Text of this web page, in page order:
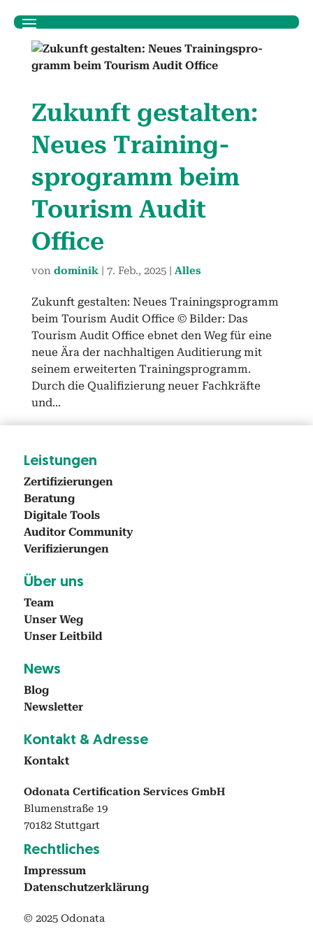
Zukun­ft gestal­ten:
Neues Train­ing­
spro­gramm beim
Tourism Audit
Office
von dominik| 7. Feb., 2025| Alles
Zukun­ft gestal­ten: Neues Train­ing­spro­gramm
beim Tourism Audit Office © Bilder: Das
Tourism Audit Office ebnet den Weg für eine
neue Ära der nach­halti­gen Audi­tierung mit
seinem erweit­erten Train­ing­spro­gramm.
Durch die Qual­i­fizierung neuer Fachkräfte
und...
Leis­tun­gen
Zer­ti­fizierun­gen
Beratung
Dig­i­tale Tools
Audi­tor Com­mu­ni­ty
Ver­i­fizierun­gen
Über uns
Team
Unser Weg
Unser Leit­bild
News
Blog
Newslet­ter
Kon­takt & Adresse
Kon­takt
Odonata Certification Services GmbH
Blumenstraße 19
70182 Stuttgart
Rechtlich­es
Impres­sum
Daten­schutzerk­lärung
© 2025 Odonata